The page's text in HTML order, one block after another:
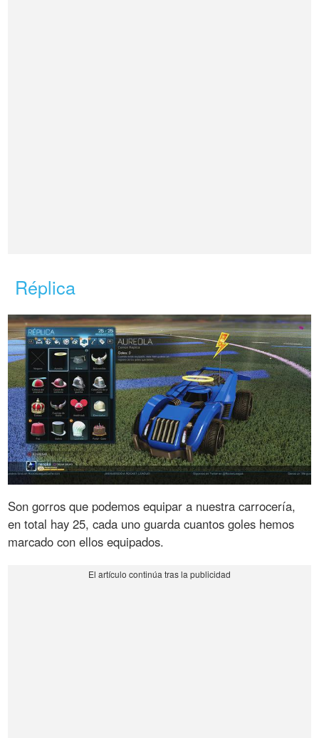
Réplica
Son gorros que podemos equipar a nuestra carrocería,
en total hay 25, cada uno guarda cuantos goles hemos
marcado con ellos equipados.